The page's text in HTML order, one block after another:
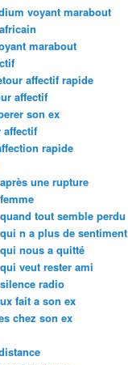
voyant marabout
marabout
affectif rapide
affectif
son ex
affectif
rapide
une rupture
tout semble perdu
n a plus de sentiment
nous a quitté
veut rester ami
radio
fait a son ex
chez son ex